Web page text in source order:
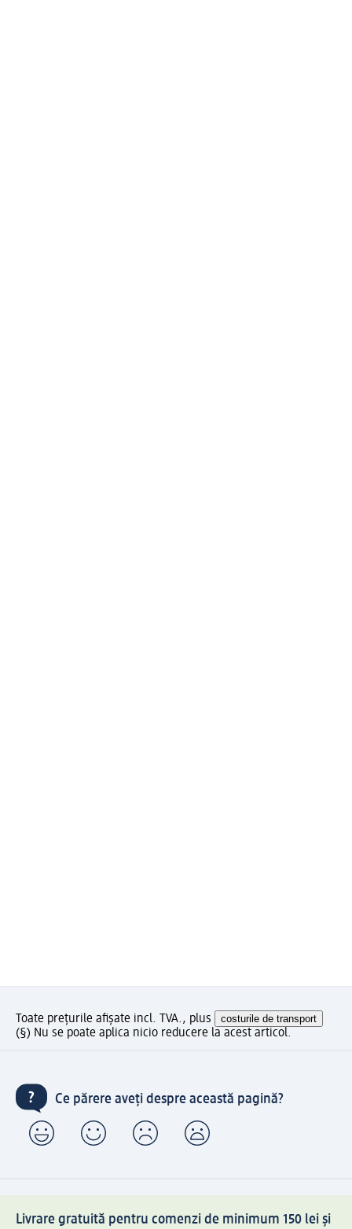
Toate prețurile afișate incl. TVA., plus costurile de transport
(§) Nu se poate aplica nicio reducere la acest articol.
Ce părere aveți despre această pagină?
Livrare gratuită pentru comenzi de minimum 150 lei și